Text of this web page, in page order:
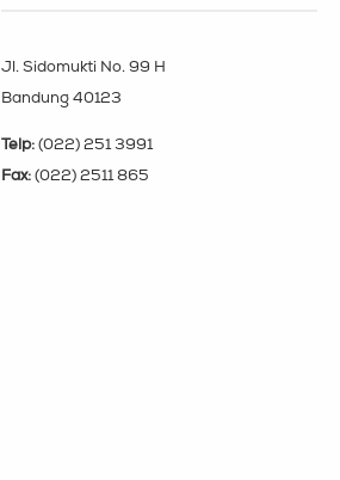
Jl. Sidomukti No. 99 H
Bandung 40123
Telp: (022) 251 3991
Fax: (022) 2511 865